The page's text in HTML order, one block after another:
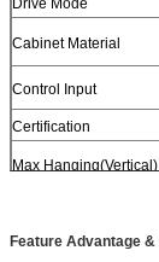
Drive Mode
Cabinet Material
Control Input
Certification
Max Hanging(Vertical)
Feature Advantage